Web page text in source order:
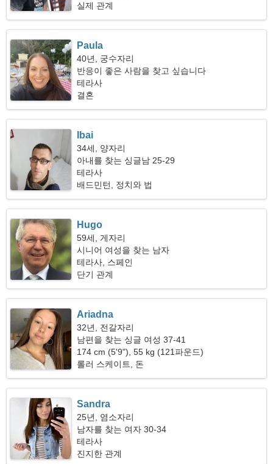
실제 관계
Paula
40년, 궁수자리
반응이 좋은 사람을 찾고 싶습니다
테라사
결혼
Ibai
34세, 양자리
아내를 찾는 싱글남 25-29
테라사
배드민턴, 정치와 법
Hugo
59세, 게자리
시니어 여성을 찾는 남자
테라사, 스페인
단기 관계
Ariadna
32년, 전갈자리
남편을 찾는 싱글 여성 37-41
174 cm (5'9"), 55 kg (121파운드)
롤러 스케이트, 돈
Sandra
25년, 염소자리
남자를 찾는 여자 30-34
테라사
진지한 관계